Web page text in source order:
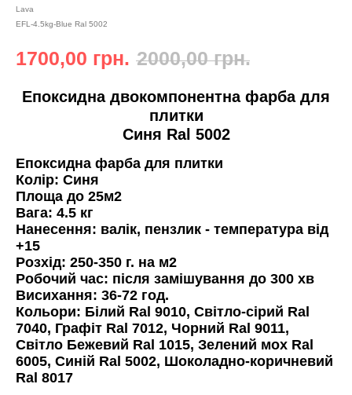
Lava
EFL-4.5kg-Blue Ral 5002
1700,00 грн. 2000,00 грн.
Епоксидна двокомпонентна фарба для
плитки
Синя Ral 5002
Епоксидна фарба для плитки
Колір: Синя
Площа до 25м2
Вага: 4.5 кг
Нанесення: валік, пензлик - температура від
+15
Розхід: 250-350 г. на м2
Робочий час: після замішування до 300 хв
Висихання: 36-72 год.
Кольори: Білий Ral 9010, Світло-сірий Ral
7040, Графіт Ral 7012, Чорний Ral 9011,
Світло Бежевий Ral 1015, Зелений мох Ral
6005, Синій Ral 5002, Шоколадно-коричневий
Ral 8017